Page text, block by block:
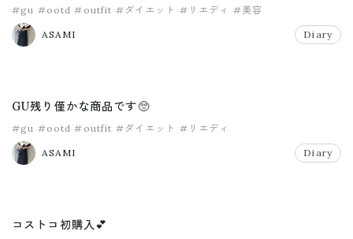
#gu #ootd #outfit #ダイエット #リエディ #美容
ASAMI Diary
GU残り僅かな商品です🥺
#gu #ootd #outfit #ダイエット #リエディ
ASAMI Diary
コストコ初購入💕